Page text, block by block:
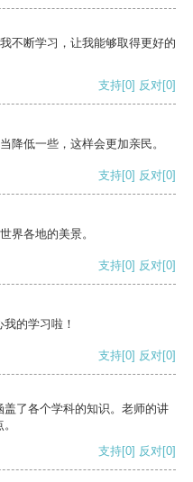
不断学习，让我能够取得更好的
支持[0] 反对[0]
降低一些，这样会更加亲民。
支持[0] 反对[0]
界各地的美景。
支持[0] 反对[0]
的学习啦！
支持[0] 反对[0]
了各个学科的知识。老师的讲
支持[0] 反对[0]